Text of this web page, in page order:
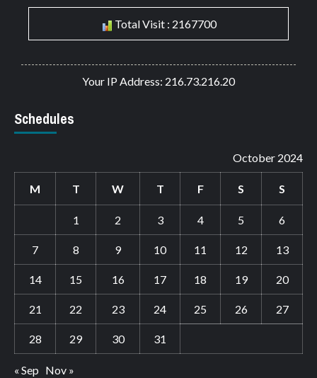
Total Visit : 2167700
Your IP Address: 216.73.216.20
Schedules
October 2024
M T W T F S S
1 2 3 4 5 6
7 8 9 10 11 12 13
14 15 16 17 18 19 20
21 22 23 24 25 26 27
28 29 30 31
« Sep Nov »